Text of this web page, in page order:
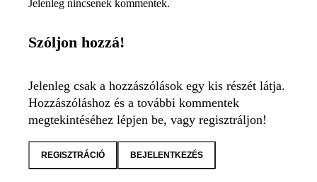
Jelenleg nincsenek kommentek.
Szóljon hozzá!
Jelenleg csak a hozzászólások egy kis részét látja.
Hozzászóláshoz és a további kommentek
megtekintéséhez lépjen be, vagy regisztráljon!
REGISZTRÁCIÓ BEJELENTKEZÉS